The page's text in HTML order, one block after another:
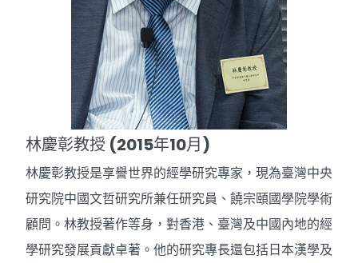
林慶彰教授 (2015年10月)
林慶彰教授是享譽世界的經學研究專家，現為臺灣中央
研究院中國文哲研究所兼任研究員、饒宗頤國學院學術
顧問。林教授著作等身，對香港、臺灣及中國內地的經
學研究發展貢獻卓著。他的研究專長還包括日本漢學及